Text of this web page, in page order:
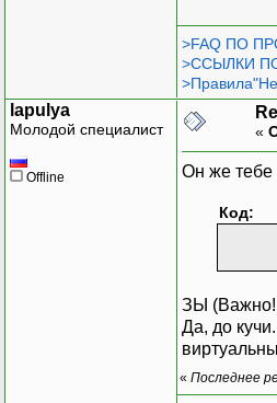
>FAQ ПО
>ССЫЛКИ
lapulya
Молодой специалист
Offline
«
Он же тебе
Код:
ЗЫ
Да, до
« Последнее